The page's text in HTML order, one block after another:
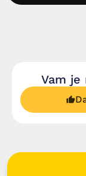
Vam je